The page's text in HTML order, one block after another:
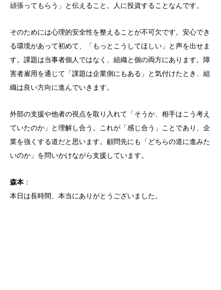
頑張ってもらう」と伝えること。人に投資することなんです。
そのためには心理的安全性を整えることが不可欠です。安心でき
る環境があって初めて、「もっとこうしてほしい」と声を出せま
す。課題は当事者個人ではなく、組織と個の両方にあります。障
害者雇用を通じて「課題は企業側にもある」と気付けたとき、組
織は良い方向に進んでいきます。
外部の支援や他者の視点を取り入れて「そうか、相手はこう考え
ていたのか」と理解し合う。これが「感じ合う」ことであり、企
業を強くする道だと思います。顧問先にも「どちらの道に進みた
いのか」を問いかけながら支援しています。
森本：
本日は長時間、本当にありがとうございました。